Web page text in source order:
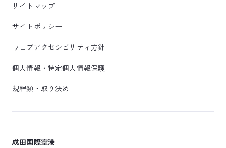
サイトマップ
サイトポリシー
ウェブアクセシビリティ方針
個人情報・特定個人情報保護
規程類・取り決め
成田国際空港